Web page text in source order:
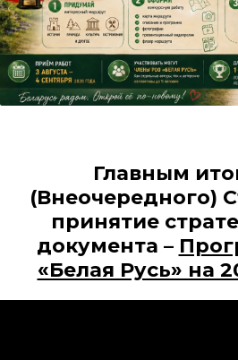
Главным
(Внеочередного)
принятие
документа –
«Белая Русь» на